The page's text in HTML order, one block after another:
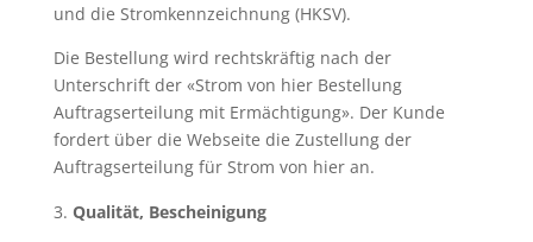
und die Stromkennzeichnung (HKSV).
Die Bestellung wird rechtskräftig nach der
Unterschrift der «Strom von hier Bestellung
Auftragserteilung mit Ermächtigung». Der Kunde
fordert über die Webseite die Zustellung der
Auftragserteilung für Strom von hier an.
Qualität, Bescheinigung